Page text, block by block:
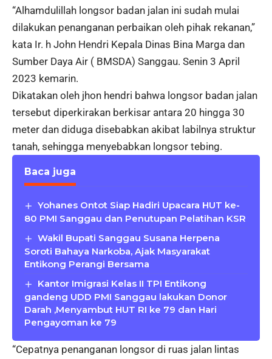
“Alhamdulillah longsor badan jalan ini sudah mulai
dilakukan penanganan perbaikan oleh pihak rekanan,”
kata Ir. h John Hendri Kepala Dinas Bina Marga dan
Sumber Daya Air ( BMSDA) Sanggau. Senin 3 April
2023 kemarin.
Dikatakan oleh jhon hendri bahwa longsor badan jalan
tersebut diperkirakan berkisar antara 20 hingga 30
meter dan diduga disebabkan akibat labilnya struktur
tanah, sehingga menyebabkan longsor tebing.
Baca juga
Yohanes Ontot Siap Hadiri Upacara HUT ke-
80 PMI Sanggau dan Penutupan Pelatihan KSR
Wakil Bupati Sanggau Susana Herpena
Soroti Bahaya Narkoba, Ajak Masyarakat
Entikong Perangi Bersama
Kantor Imigrasi Kelas II TPI Entikong
gandeng UDD PMI Sanggau lakukan Donor
Darah ,Menyambut HUT RI ke 79 dan Hari
Pengayoman ke 79
“Cepatnya penanganan longsor di ruas jalan lintas